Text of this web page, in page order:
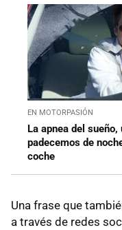
EN MOTORPASIÓN
La apnea del
padecemos de
coche
Una frase que
a través de redes